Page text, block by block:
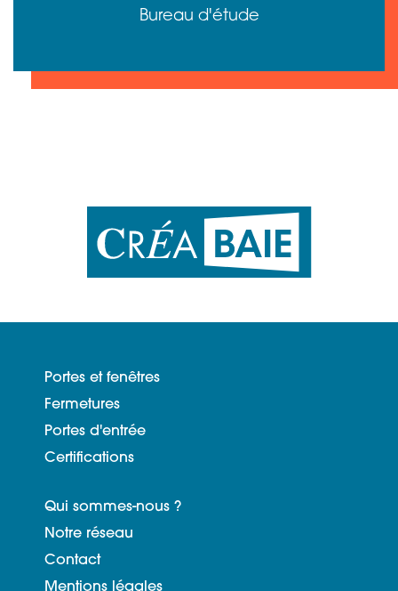
Bureau d'étude
Portes et fenêtres
Fermetures
Portes d'entrée
Certifications
Qui sommes-nous ?
Notre réseau
Contact
Mentions légales